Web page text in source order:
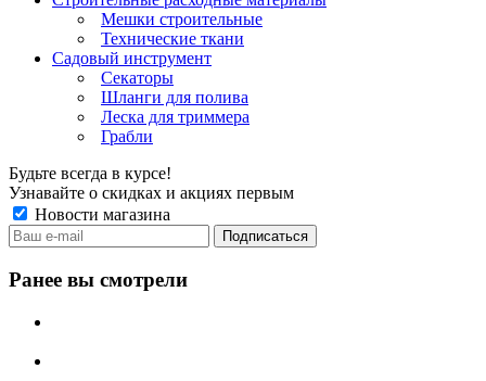
Мешки строительные
Технические ткани
Садовый инструмент
Секаторы
Шланги для полива
Леска для триммера
Грабли
Будьте всегда в курсе!
Узнавайте о скидках и акциях первым
Новости магазина
Ранее вы смотрели